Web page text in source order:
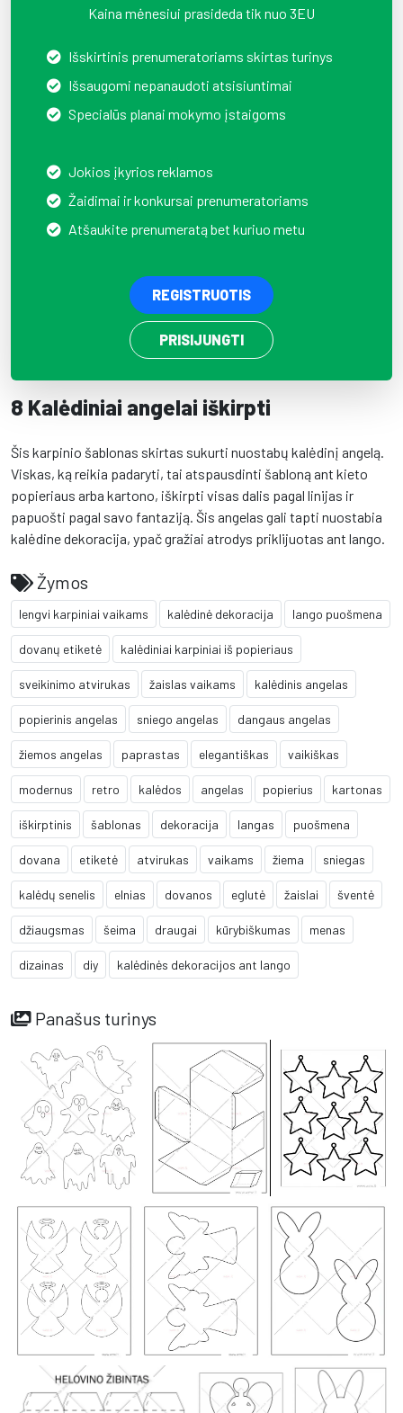
Kaina mėnesiui prasideda tik nuo 3EU
Išskirtinis prenumeratoriams skirtas turinys
Išsaugomi nepanaudoti atsisiuntimai
Specialūs planai mokymo įstaigoms
Jokios įkyrios reklamos
Žaidimai ir konkursai prenumeratoriams
Atšaukite prenumeratą bet kuriuo metu
REGISTRUOTIS
PRISIJUNGTI
8 Kalėdiniai angelai iškirpti
Šis karpinio šablonas skirtas sukurti nuostabų kalėdinį angelą.
Viskas, ką reikia padaryti, tai atspausdinti šabloną ant kieto
popieriaus arba kartono, iškirpti visas dalis pagal linijas ir
papuošti pagal savo fantaziją. Šis angelas gali tapti nuostabia
kalėdine dekoracija, ypač gražiai atrodys priklijuotas ant lango.
Žymos
lengvi karpiniai vaikams kalėdinė dekoracija lango puošmena
dovanų etiketė kalėdiniai karpiniai iš popieriaus
sveikinimo atvirukas žaislas vaikams kalėdinis angelas
popierinis angelas sniego angelas dangaus angelas
žiemos angelas paprastas elegantiškas vaikiškas
modernus retro kalėdos angelas popierius kartonas
iškirptinis šablonas dekoracija langas puošmena
dovana etiketė atvirukas vaikams žiema sniegas
kalėdų senelis elnias dovanos eglutė žaislai šventė
džiaugsmas šeima draugai kūrybiškumas menas
dizainas diy kalėdinės dekoracijos ant lango
Panašus turinys